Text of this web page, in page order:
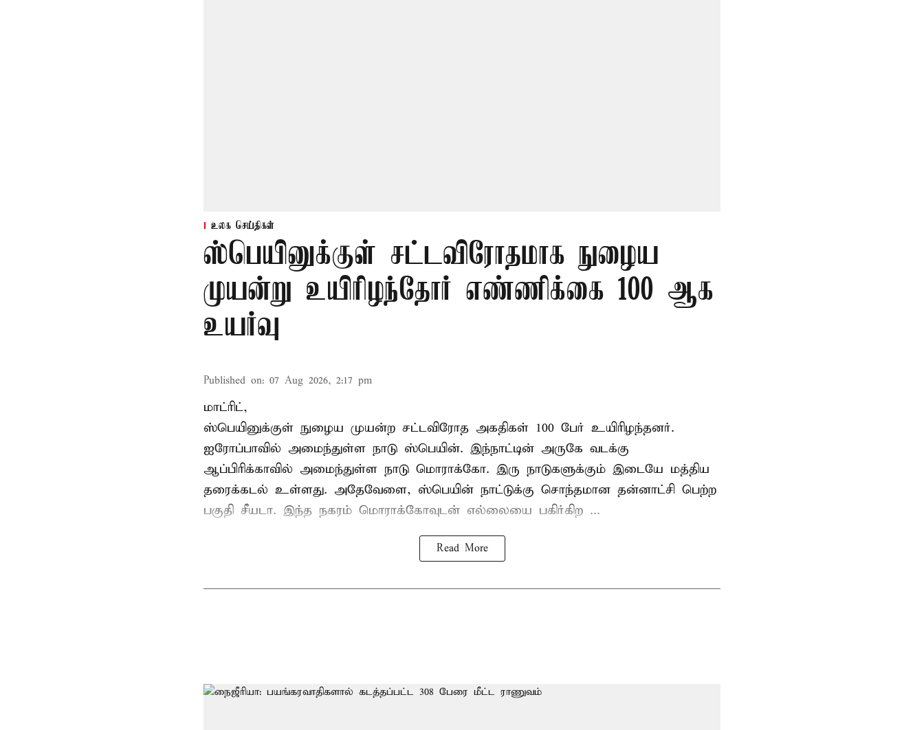
உலக செய்திகள்
ஸ்பெயினுக்குள் சட்டவிரோதமாக நுழைய
முயன்று உயிரிழந்தோர் எண்ணிக்கை 100 ஆக
உயர்வு
Published on: 07 Aug 2026, 2:17 pm
மாட்ரிட்,
ஸ்பெயினுக்குள் நுழைய முயன்ற சட்டவிரோத அகதிகள் 100 பேர் உயிரிழந்தனர்.
ஐரோப்பாவில் அமைந்துள்ள நாடு ஸ்பெயின். இந்நாட்டின் அருகே வடக்கு
ஆப்பிரிக்காவில் அமைந்துள்ள நாடு மொராக்கோ. இரு நாடுகளுக்கும் இடையே மத்திய
தரைக்கடல் உள்ளது. அதேவேளை, ஸ்பெயின் நாட்டுக்கு சொந்தமான தன்னாட்சி பெற்ற
பகுதி சீயடா. இந்த நகரம் மொராக்கோவுடன் எல்லையை பகிர்கிற ...
Read More